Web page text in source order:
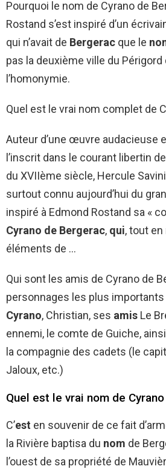
Pourquoi le nom de Cyrano de
Rostand s’est inspiré d’un
qui n’avait de Bergerac que le
pas la deuxième ville du
l’homonymie.
Quel est le vrai nom complet de
Auteur d’une œuvre audacieuse
l’inscrit dans le courant libertin
du XVIIème siècle, Hercule
surtout connu aujourd’hui du
inspiré à Edmond Rostand sa «
Cyrano de Bergerac, qui, tout
éléments de …
Qui sont les amis de Cyrano de
personnages les plus importants
Cyrano, Christian, ses amis Le
ennemi, le comte de Guiche, ainsi
la compagnie des cadets (le
Jaloux, etc.)
Quel est le vrai nom de
C’est en souvenir de ce fait
la Rivière baptisa du nom de
l’ouest de sa propriété de